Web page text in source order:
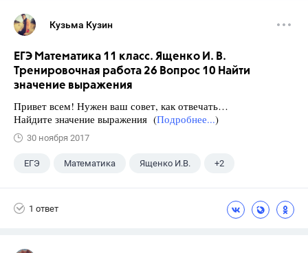
Кузьма Кузин
ЕГЭ Математика 11 класс. Ященко И. В.
Тренировочная работа 26 Вопрос 10 Найти
значение выражения
Привет всем! Нужен ваш совет, как отвечать…
Найдите значение выражения (Подробнее...)
30 ноября 2017
ЕГЭ Математика Ященко И.В. +2
1 ответ